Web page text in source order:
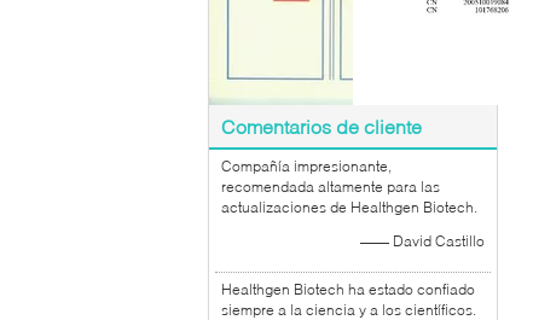
Comentarios de cliente
Compañía impresionante,
recomendada altamente para las
actualizaciones de Healthgen Biotech.
—— David Castillo
Healthgen Biotech ha estado confiado
siempre a la ciencia y a los científicos.